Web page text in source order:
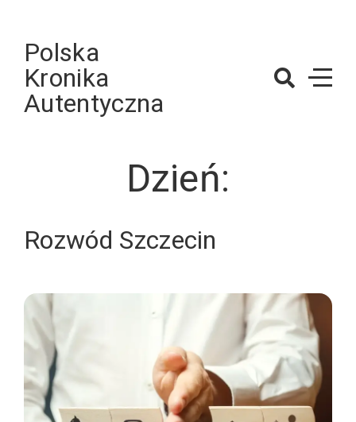
contentPolska
Kronika
Autentyczna
Dzień:
Rozwód Szczecin